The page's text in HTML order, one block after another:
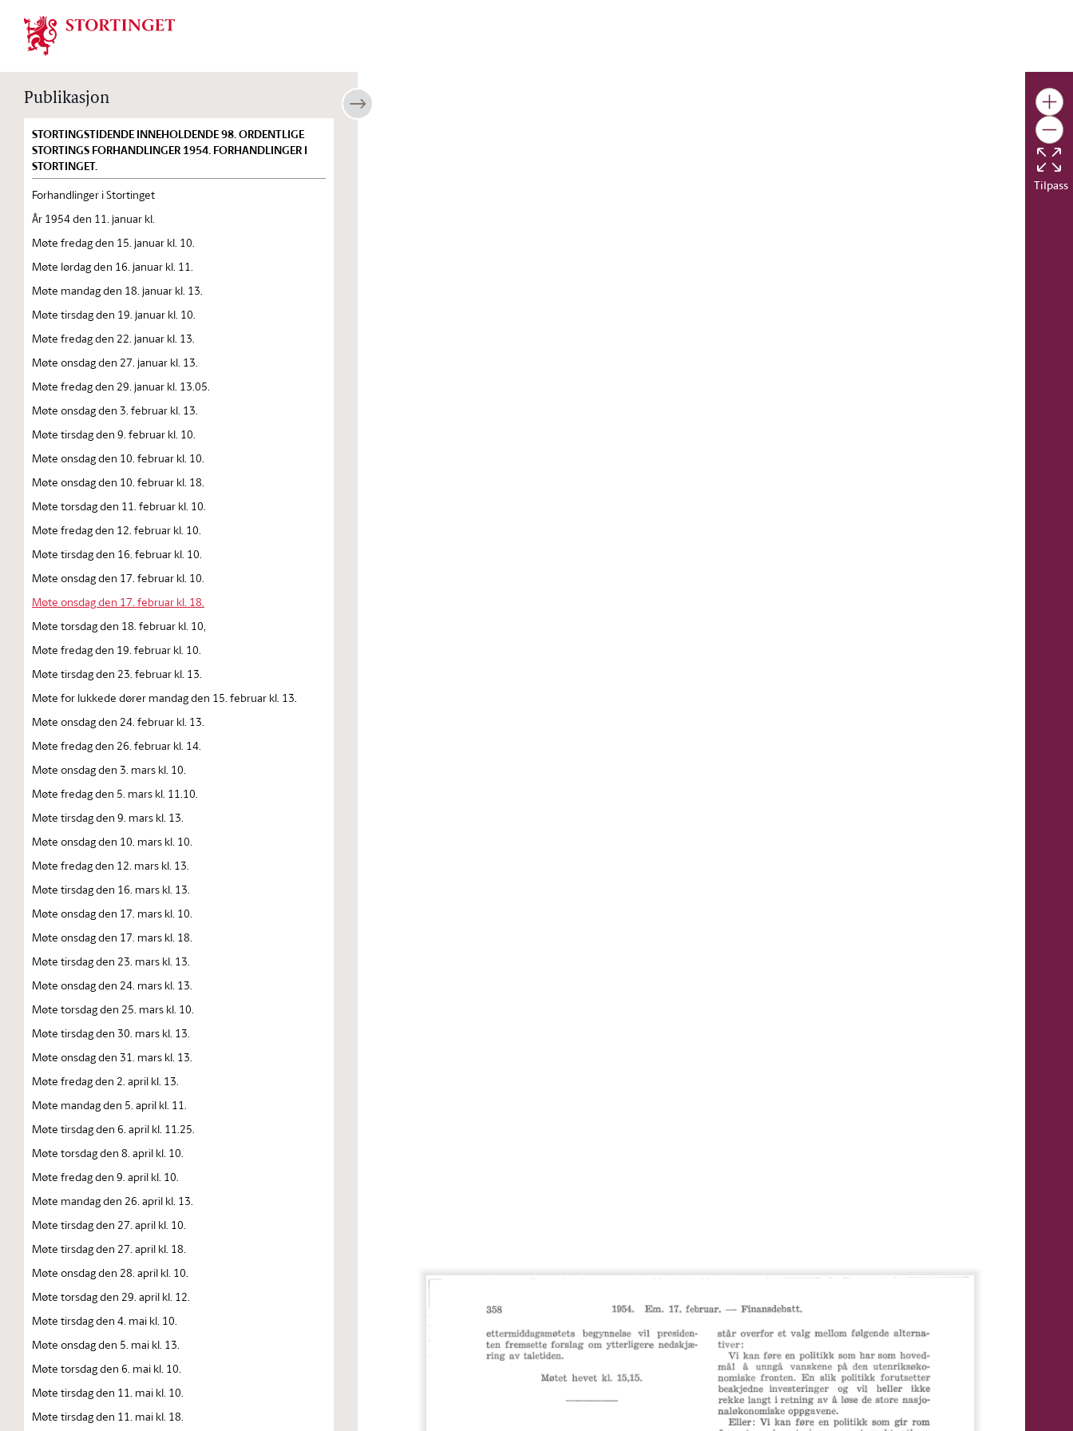
Stortinget.no
Publikasjon
STORTINGSTIDENDE INNEHOLDENDE 98. ORDENTLIGE
STORTINGS FORHANDLINGER 1954. FORHANDLINGER I
STORTINGET.
Forhandlinger i Stortinget
År 1954 den 11. januar kl.
Møte fredag den 15. januar kl. 10.
Møte lørdag den 16. januar kl. 11.
Møte mandag den 18. januar kl. 13.
Møte tirsdag den 19. januar kl. 10.
Møte fredag den 22. januar kl. 13.
Møte onsdag den 27. januar kl. 13.
Møte fredag den 29. januar kl. 13.05.
Møte onsdag den 3. februar kl. 13.
Møte tirsdag den 9. februar kl. 10.
Møte onsdag den 10. februar kl. 10.
Møte onsdag den 10. februar kl. 18.
Møte torsdag den 11. februar kl. 10.
Møte fredag den 12. februar kl. 10.
Møte tirsdag den 16. februar kl. 10.
Møte onsdag den 17. februar kl. 10.
Møte onsdag den 17. februar kl. 18.
Møte torsdag den 18. februar kl. 10,
Møte fredag den 19. februar kl. 10.
Møte tirsdag den 23. februar kl. 13.
Møte for lukkede dører mandag den 15. februar kl. 13.
Møte onsdag den 24. februar kl. 13.
Møte fredag den 26. februar kl. 14.
Møte onsdag den 3. mars kl. 10.
Møte fredag den 5. mars kl. 11.10.
Møte tirsdag den 9. mars kl. 13.
Møte onsdag den 10. mars kl. 10.
Møte fredag den 12. mars kl. 13.
Møte tirsdag den 16. mars kl. 13.
Møte onsdag den 17. mars kl. 10.
Møte onsdag den 17. mars kl. 18.
Møte tirsdag den 23. mars kl. 13.
Møte onsdag den 24. mars kl. 13.
Møte torsdag den 25. mars kl. 10.
Møte tirsdag den 30. mars kl. 13.
Møte onsdag den 31. mars kl. 13.
Møte fredag den 2. april kl. 13.
Møte mandag den 5. april kl. 11.
Møte tirsdag den 6. april kl. 11.25.
Møte torsdag den 8. april kl. 10.
Møte fredag den 9. april kl. 10.
Møte mandag den 26. april kl. 13.
Møte tirsdag den 27. april kl. 10.
Møte tirsdag den 27. april kl. 18.
Møte onsdag den 28. april kl. 10.
Møte torsdag den 29. april kl. 12.
Møte tirsdag den 4. mai kl. 10.
Møte onsdag den 5. mai kl. 13.
Møte torsdag den 6. mai kl. 10.
Møte tirsdag den 11. mai kl. 10.
Møte tirsdag den 11. mai kl. 18.